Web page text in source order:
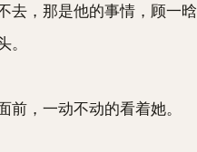
，那是他的事情，顾一晗
，一动不动的看着她。